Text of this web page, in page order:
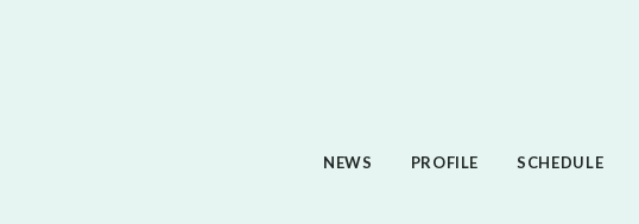
NEWS PROFILE SCHEDULE